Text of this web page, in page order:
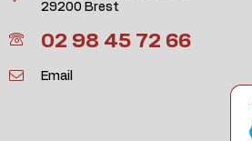
29200 Brest
02 98 45 72 66
Email